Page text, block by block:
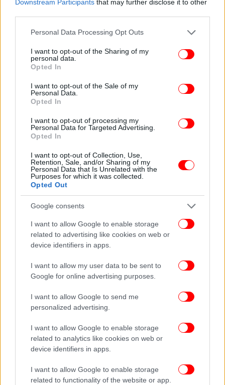
Downstream Participants that may further disclose it to other
Please note that this website/app uses one or more Google
not limited to your visit or usage behaviour. You may click to
grant or deny consent to Google and its third-party tags to
use your data for below specified purposes in below Google
consent section.
Personal Data Processing Opt Outs
I want to opt-out of the Sharing of my
personal data.
Opted In
I want to opt-out of the Sale of my
Personal Data.
Opted In
I want to opt-out of processing my
Personal Data for Targeted Advertising.
Opted In
I want to opt-out of Collection, Use,
Retention, Sale, and/or Sharing of my
Personal Data that Is Unrelated with the
Purposes for which it was collected.
Opted Out
Google consents
I want to allow Google to enable storage
related to advertising like cookies on web or
device identifiers in apps.
I want to allow my user data to be sent to
Google for online advertising purposes.
I want to allow Google to send me
personalized advertising.
I want to allow Google to enable storage
related to analytics like cookies on web or
device identifiers in apps.
I want to allow Google to enable storage
related to functionality of the website or app.
Σούνακ: Απαραίτητα τα αμερικανοβρετανικά πλήγματα
κατά των Χούθι -Οι επιθέσεις τους στην Ερυθρά Θάλασσα
δεν μπορούν να συνεχιστούν
γαλακτομικά και φθηνά οπωροκηπευτικά -Το στοίχημα με
τα νέα μέτρα
Φροντιστήρια στους διαφωνούντες της ΝΔ για το γάμο
ομοφύλων -Το email για συνάντηση στην Πειραιώς